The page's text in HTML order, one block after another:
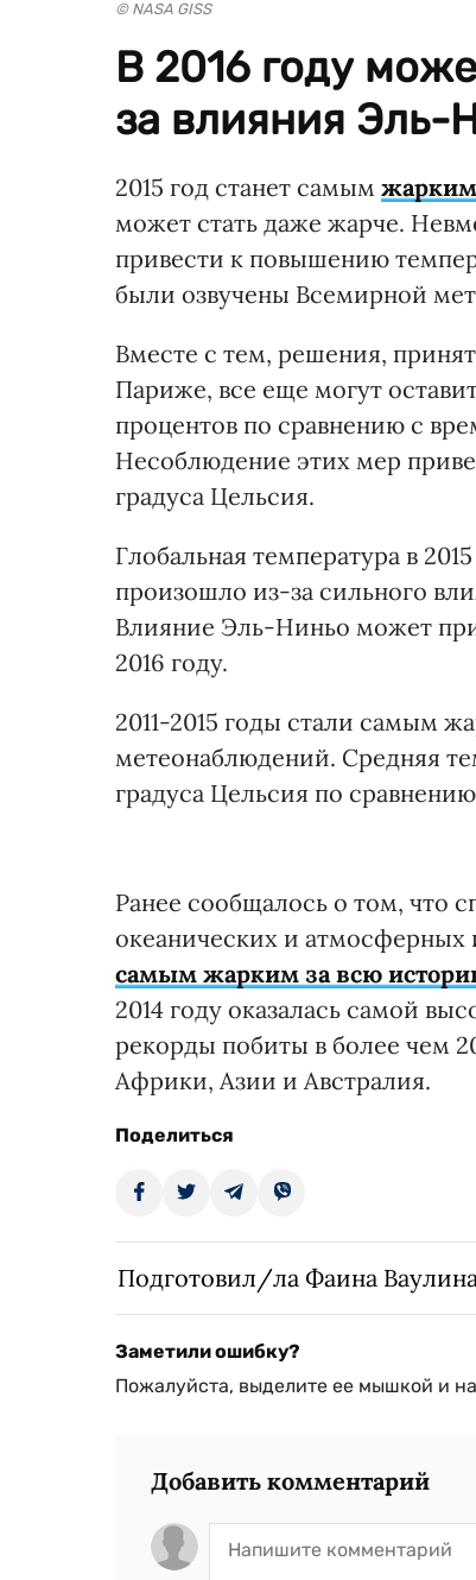
© NASA GISS
В 2016 году
за влияния Эль-
2015 год станет самым жарким
может стать даже жарче.
привести к повышению
были озвучены Всемирной
Вместе с тем, решения,
Париже, все еще могут
процентов по сравнению с
Несоблюдение этих мер
градуса Цельсия.
Глобальная температура в
произошло из-за сильного
Влияние Эль-Ниньо может
2016 году.
2011-2015 годы стали самым
метеонаблюдений. Средняя
градуса Цельсия по
Ранее сообщалось о том, что
океанических и
самым жарким за всю
2014 году оказалась самой
рекорды побиты в более чем
Африки, Азии и Австралия.
Поделиться
Подготовил/ла Фаина Ваулина
Заметили ошибку?
Пожалуйста, выделите ее мышкой и
Добавить комментарий